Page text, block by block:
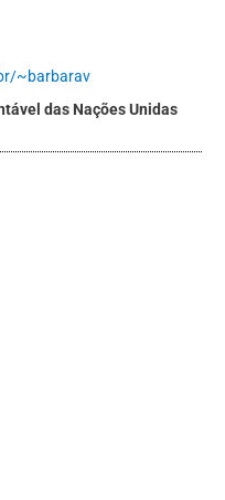
~barbarav
das Nações Unidas